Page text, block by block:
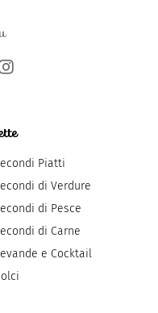
Piatti
di Verdure
di Pesce
di Carne
e Cocktail